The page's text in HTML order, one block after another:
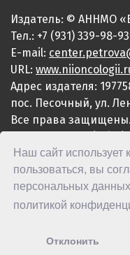
Наш сайт использует
пользоваться, вы
персональных
политикой
Отклонить
Издатель: © АННМО
Тел.: +7 (931) 339-98-93
E-mail:
URL:
Адрес издателя:
пос. Песочный, ул.
Все права защищены.
ISSN 2949-4915